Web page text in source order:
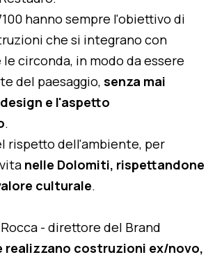
hanno sempre l'obiettivo di
che si integrano con
circonda, in modo da essere
del paesaggio, senza mai
e l'aspetto
.
rispetto dell'ambiente, per
nelle Dolomiti, rispettandone
culturale.
Rocca - direttore del Brand
realizzano costruzioni ex/novo,